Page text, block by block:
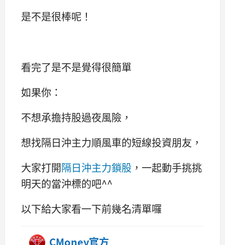
是不是很棒呢！
看完了是不是覺得很簡單
如果你：
不想承擔持股過夜風險，
想找隔日沖主力順風車的短線投資朋友，
大家打開隔日沖主力鎖股 ，一起動手挑挑
明天的當沖標的吧^^
以下給大家看一下前幾名清單囉
CMoney官方